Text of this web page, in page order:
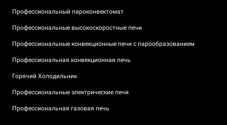
Профессиональный пароконвектомат
Профессиональные высокоскоростные печи
Профессиональные конвекционные печи с парообразованием
Профессиональная конвекционная печь
Горячий Холодильник
Профессиональные электрические печи
Профессиональная газовая печь